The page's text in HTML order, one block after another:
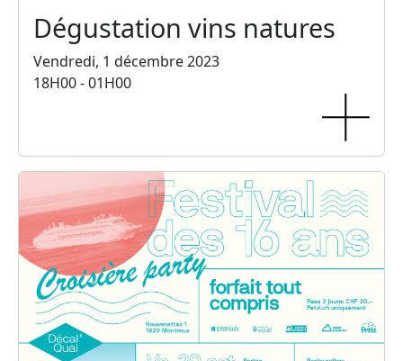
Dégustation vins natures
Vendredi, 1 décembre 2023
18H00 - 01H00